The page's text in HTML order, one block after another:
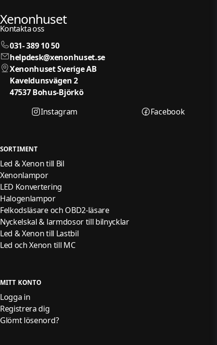
Xenonhuset
Kontakta oss
031- 389 10 50
helpdesk@xenonhuset.se
Xenonhuset Sverige AB
Kaveldunsvägen 2
47537 Bohus-Björkö
Instagram
Facebook
SORTIMENT
Led & Xenon till Bil
Xenonlampor
LED Konvertering
Halogenlampor
Felkodsläsare och OBD2-läsare
Nyckelskal & larmdosor till bilnycklar
Led & Xenon till Lastbil
Led och Xenon till MC
MITT KONTO
Logga in
Registrera dig
Glömt lösenord?